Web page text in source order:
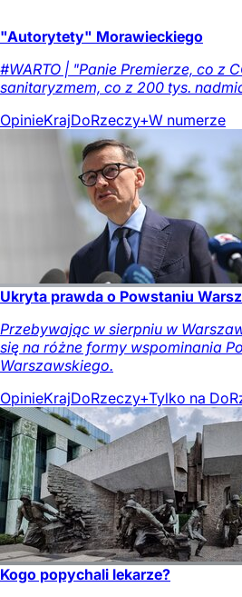
"Autorytety" Morawieckiego
#WARTO | "Panie Premierze, co z
sanitaryzmem, co z 200 tys.
OpinieKrajDoRzeczy+W numerze
Ukryta prawda o Powstaniu
Przebywając w sierpniu w
się na różne formy wspominania
Warszawskiego.
OpinieKrajDoRzeczy+Tylko na
Kogo popychali lekarze?